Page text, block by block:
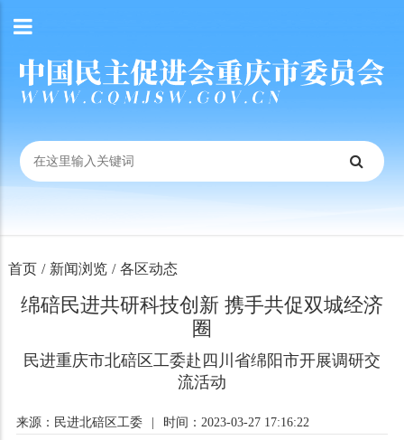
首页 / 新闻浏览 / 各区动态
绵碚民进共研科技创新 携手共促双城经济
圈
民进重庆市北碚区工委赴四川省绵阳市开展调研交
流活动
来源：民进北碚区工委 时间：2023-03-27 17:16:22